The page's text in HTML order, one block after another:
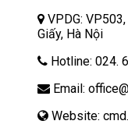
VPDG:
Giấy, Hà Nội
Hotline: 024.
Email:
Website: